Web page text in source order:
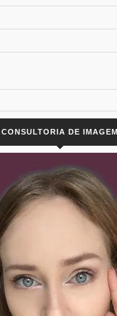
CONSULTORIA DE IMAGEM